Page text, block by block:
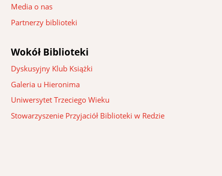
Media o nas
Partnerzy biblioteki
Wokół Biblioteki
Dyskusyjny Klub Książki
Galeria u Hieronima
Uniwersytet Trzeciego Wieku
Stowarzyszenie Przyjaciół Biblioteki w Redzie